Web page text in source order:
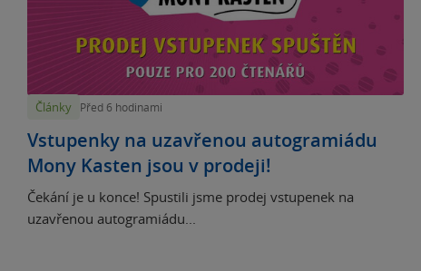
Články Před 6 hodinami
Vstupenky na uzavřenou autogramiádu
Mony Kasten jsou v prodeji!
Čekání je u konce! Spustili jsme prodej vstupenek na
uzavřenou autogramiádu...